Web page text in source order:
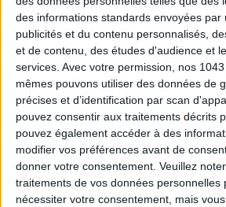
des informations standards envoyées par
publicités et du contenu personnalisés,
et de contenu, des études d'audience et
services. Avec votre permission, nos
mêmes pouvons utiliser des données de
précises et d’identification par scan
pouvez consentir aux traitements décrits
pouvez également accéder à des
modifier vos préférences avant de
donner votre consentement. Veuillez
traitements de vos données personnelles
nécessiter votre consentement, mais